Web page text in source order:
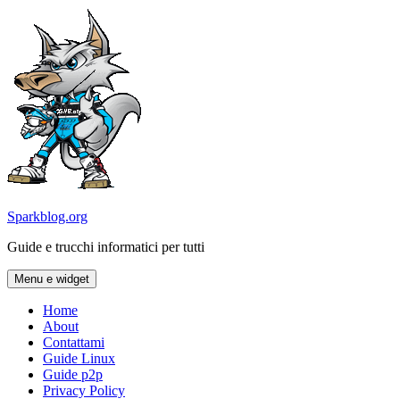
contenuto
Sparkblog.org
Guide e trucchi informatici per tutti
Menu e widget
Home
About
Contattami
Guide Linux
Guide p2p
Privacy Policy